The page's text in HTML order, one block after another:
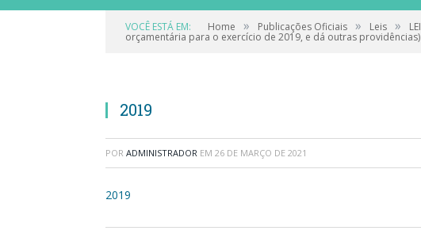
VOCÊ ESTÁ EM: Home » Publicações Oficiais » Leis »
orçamentária para o exercício de 2019, e dá outras providências)
2019
POR ADMINISTRADOR EM 26 DE MARÇO DE 2021
2019